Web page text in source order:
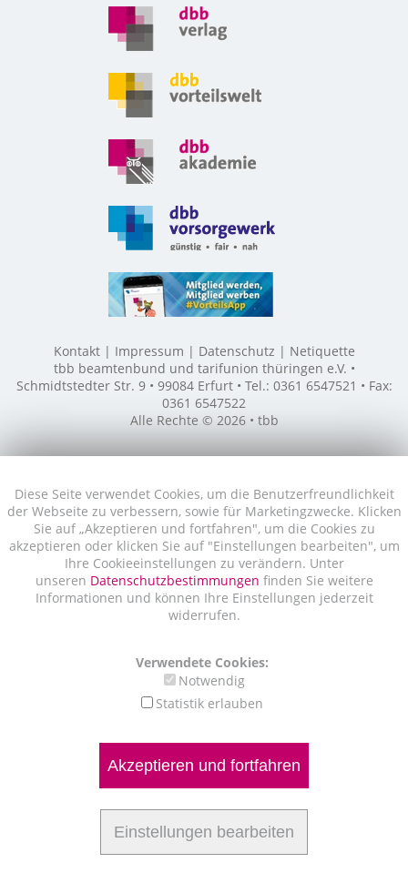
Diese Seite verwendet Cookies, um die Benutzerfreundlichkeit
der Webseite zu verbessern, sowie für Marketingzwecke. Klicken
Sie auf „Akzeptieren und fortfahren", um die Cookies zu
akzeptieren oder klicken Sie auf "Einstellungen bearbeiten", um
Ihre Cookieeinstellungen zu verändern. Unter
unseren Datenschutzbestimmungen finden Sie weitere
Informationen und können Ihre Einstellungen jederzeit
widerrufen.
Verwendete Cookies:
Notwendig
Statistik erlauben
Akzeptieren und fortfahren
Einstellungen bearbeiten
Kontakt Impressum Datenschutz
Netiquette
tbb beamtenbund und tarifunion thüringen e.V. •
Schmidtstedter Str. 9 • 99084 Erfurt • Tel.: 0361 6547521 • Fax:
0361 6547522
Alle Rechte © 2026 • tbb